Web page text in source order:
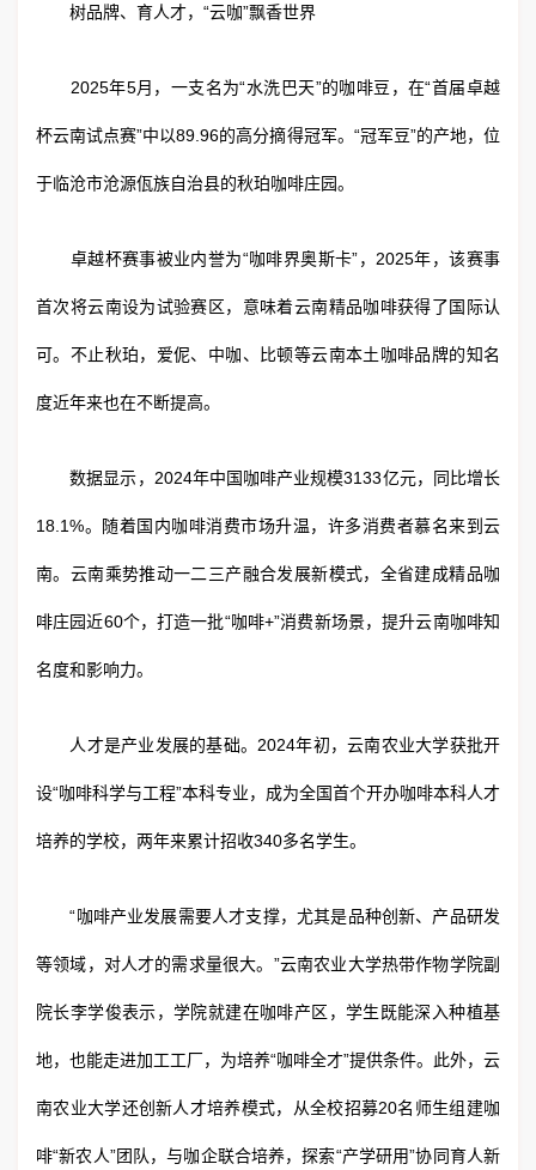
树品牌、育人才，“云咖”飘香世界
2025年5月，一支名为“水洗巴天”的咖啡豆，在“首届卓越
杯云南试点赛”中以89.96的高分摘得冠军。“冠军豆”的产地，位
于临沧市沧源佤族自治县的秋珀咖啡庄园。
卓越杯赛事被业内誉为“咖啡界奥斯卡”，2025年，该赛事
首次将云南设为试验赛区，意味着云南精品咖啡获得了国际认
可。不止秋珀，爱伲、中咖、比顿等云南本土咖啡品牌的知名
度近年来也在不断提高。
数据显示，2024年中国咖啡产业规模3133亿元，同比增长
18.1%。随着国内咖啡消费市场升温，许多消费者慕名来到云
南。云南乘势推动一二三产融合发展新模式，全省建成精品咖
啡庄园近60个，打造一批“咖啡+”消费新场景，提升云南咖啡知
名度和影响力。
人才是产业发展的基础。2024年初，云南农业大学获批开
设“咖啡科学与工程”本科专业，成为全国首个开办咖啡本科人才
培养的学校，两年来累计招收340多名学生。
“咖啡产业发展需要人才支撑，尤其是品种创新、产品研发
等领域，对人才的需求量很大。”云南农业大学热带作物学院副
院长李学俊表示，学院就建在咖啡产区，学生既能深入种植基
地，也能走进加工工厂，为培养“咖啡全才”提供条件。此外，云
南农业大学还创新人才培养模式，从全校招募20名师生组建咖
啡“新农人”团队，与咖企联合培养，探索“产学研用”协同育人新